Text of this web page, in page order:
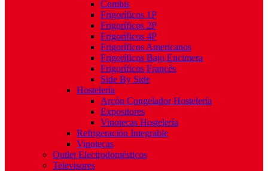
Combis
Frigoríficos 1P
Frigoríficos 2P
Frigoríficos 4P
Frigoríficos Americanos
Frigoríficos Bajo Encimera
Frigoríficos Francés
Side By Side
Hostelería
Arcón Congelador Hostelería
Expositores
Vinotecas Hostelería
Refrigeración Integrable
Vinotecas
Outlet Electrodomésticos
Televisores